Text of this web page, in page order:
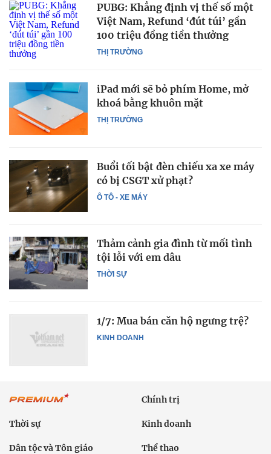
THỊ TRƯỜNG
PUBG: Khẳng định vị thế số một
Việt Nam, Refund ‘đút túi’ gần
100 triệu đồng tiền thưởng
THỊ TRƯỜNG
iPad mới sẽ bỏ phím Home, mở
khoá bằng khuôn mặt
Ô TÔ - XE MÁY
Buổi tối bật đèn chiếu xa xe máy
có bị CSGT xử phạt?
THỜI SỰ
Thảm cảnh gia đình từ mối tình
tội lỗi với em dâu
KINH DOANH
1/7: Mua bán căn hộ ngưng trệ?
Chính trị
Thời sự Kinh doanh
Dân tộc và Tôn giáo Thể thao